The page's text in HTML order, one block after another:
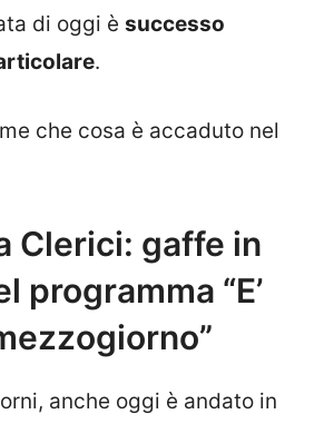
di oggi è successo
.
che cosa è accaduto nel
Clerici: gaffe in
programma “E’
anche oggi è andato in